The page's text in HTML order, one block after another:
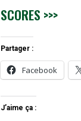
SCORES >>>
Partager :
Facebook
J’aime ça :